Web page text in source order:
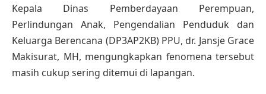
Kepala Dinas Pemberdayaan Perempuan,
Perlindungan Anak, Pengendalian Penduduk dan
Keluarga Berencana (DP3AP2KB) PPU, dr. Jansje Grace
Makisurat, MH, mengungkapkan fenomena tersebut
masih cukup sering ditemui di lapangan.